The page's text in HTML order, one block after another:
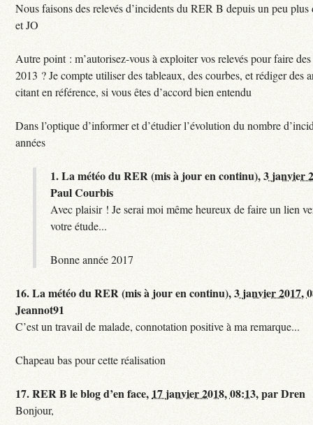
Nous faisons des relevés d’incidents du RER B depuis un peu
et JO
Autre point : m’autorisez-vous à exploiter vos relevés pour faire
2013 ? Je compte utiliser des tableaux, des courbes, et rédiger des
citant en référence, si vous êtes d’accord bien entendu
Dans l’optique d’informer et d’étudier l’évolution du nombre
années
1.La météo du RER (mis à jour en continu),3 janvier
Paul Courbis
Avec plaisir ! Je serai moi même heureux de faire un lien
votre étude...
Bonne année 2017
16.La météo du RER (mis à jour en continu),3 janvier 2017,
Jeannot91
C’est un travail de malade, connotation positive à ma remarque...
Chapeau bas pour cette réalisation
17.RER B le blog d’en face, 17 janvier 2018, 08:13,parDren
Bonjour,